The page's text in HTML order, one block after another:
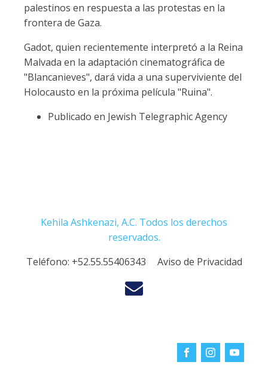
palestinos en respuesta a las protestas en la
frontera de Gaza.
Gadot, quien recientemente interpretó a la Reina
Malvada en la adaptación cinematográfica de
"Blancanieves", dará vida a una superviviente del
Holocausto en la próxima película "Ruina".
Publicado en Jewish Telegraphic Agency
Kehila Ashkenazi, A.C. Todos los derechos
reservados.
Teléfono: +52.55.55406343 Aviso de Privacidad